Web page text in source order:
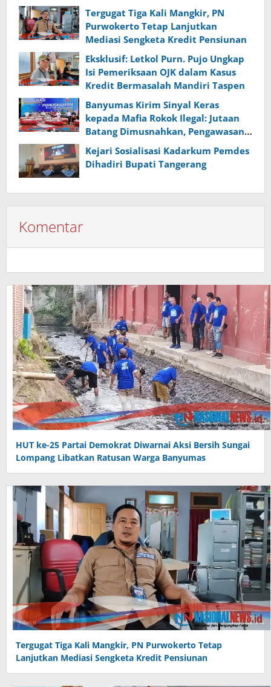
Tergugat Tiga Kali Mangkir, PN
Purwokerto Tetap Lanjutkan
Mediasi Sengketa Kredit Pensiunan
Eksklusif: Letkol Purn. Pujo Ungkap
Isi Pemeriksaan OJK dalam Kasus
Kredit Bermasalah Mandiri Taspen
Banyumas Kirim Sinyal Keras
kepada Mafia Rokok Ilegal: Jutaan
Batang Dimusnahkan, Pengawasan
Diperketat
Kejari Sosialisasi Kadarkum Pemdes
Dihadiri Bupati Tangerang
Komentar
HUT ke-25 Partai Demokrat Diwarnai Aksi Bersih Sungai
Lompang Libatkan Ratusan Warga Banyumas
Tergugat Tiga Kali Mangkir, PN Purwokerto Tetap
Lanjutkan Mediasi Sengketa Kredit Pensiunan